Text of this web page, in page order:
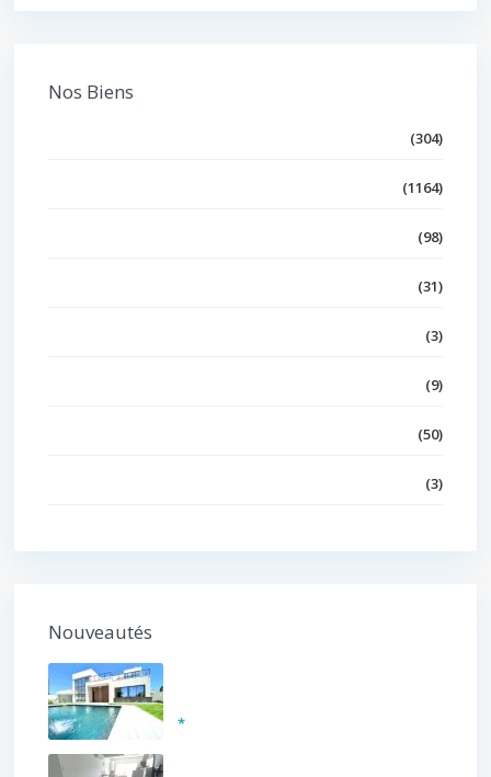
Nos Biens
(304)
(1164)
(98)
(31)
(3)
(9)
(50)
(3)
Nouveautés
*